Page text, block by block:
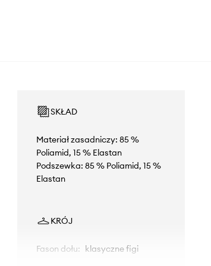
SKŁAD
Materiał zasadniczy: 85 %
Poliamid, 15 % Elastan
Podszewka: 85 % Poliamid, 15 %
Elastan
KRÓJ
Fason dołu: klasyczne figi